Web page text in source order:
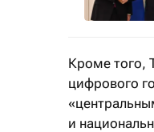
Кроме того,
цифрового
и